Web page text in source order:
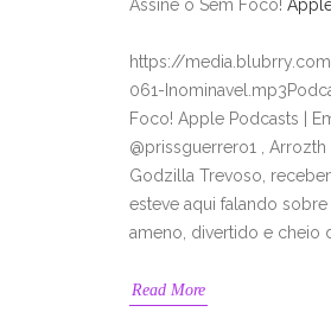
Assine o Sem Foco!
https://
061-
Foco! Apple Podcasts |
@prissguerrero1 ,
Godzilla Trevoso,
esteve aqui falando
ameno, divertido e cheio
Read More